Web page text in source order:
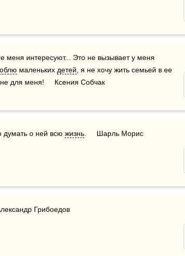
меня интересуют... Это не вызывает у меня
маленьких детей , я не хочу жить семьей в ее
для меня!     Ксения Собчак
думать о ней всю жизнь .     Шарль Морис
Грибоедов